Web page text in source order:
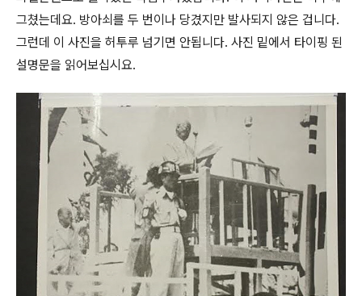
그쳤는데요. 방아쇠를 두 번이나 당겼지만 발사되지 않은 겁니다.
그런데 이 사진을 허투루 넘기면 안됩니다. 사진 밑에서 타이핑 된
설명문을 읽어보십시요.